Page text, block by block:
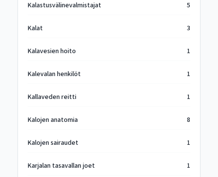
Kalastusvälinevalmistajat 5
Kalat 3
Kalavesien hoito 1
Kalevalan henkilöt 1
Kallaveden reitti 1
Kalojen anatomia 8
Kalojen sairaudet 1
Karjalan tasavallan joet 1